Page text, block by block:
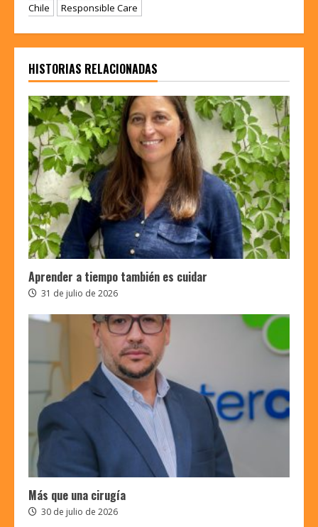
Chile
Responsible Care
HISTORIAS RELACIONADAS
Aprender a tiempo también es cuidar
31 de julio de 2026
Más que una cirugía
30 de julio de 2026